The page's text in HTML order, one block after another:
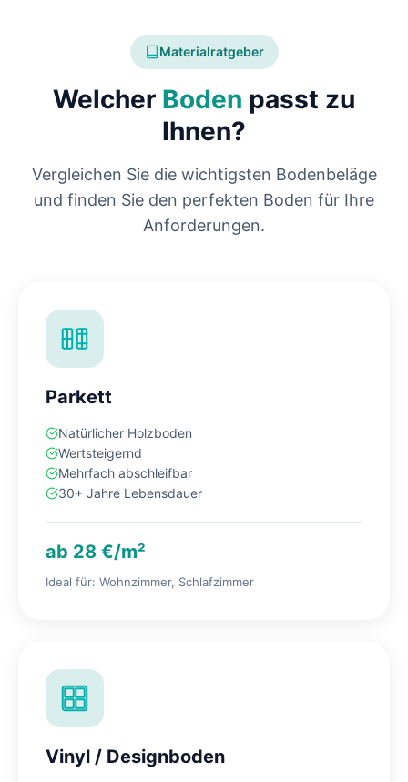
Materialratgeber
Welcher Boden passt zu
Ihnen?
Vergleichen Sie die wichtigsten Bodenbeläge
und finden Sie den perfekten Boden für Ihre
Anforderungen.
Parkett
Natürlicher Holzboden
Wertsteigernd
Mehrfach abschleifbar
30+ Jahre Lebensdauer
ab 28 €/m²
Ideal für: Wohnzimmer, Schlafzimmer
Vinyl / Designboden